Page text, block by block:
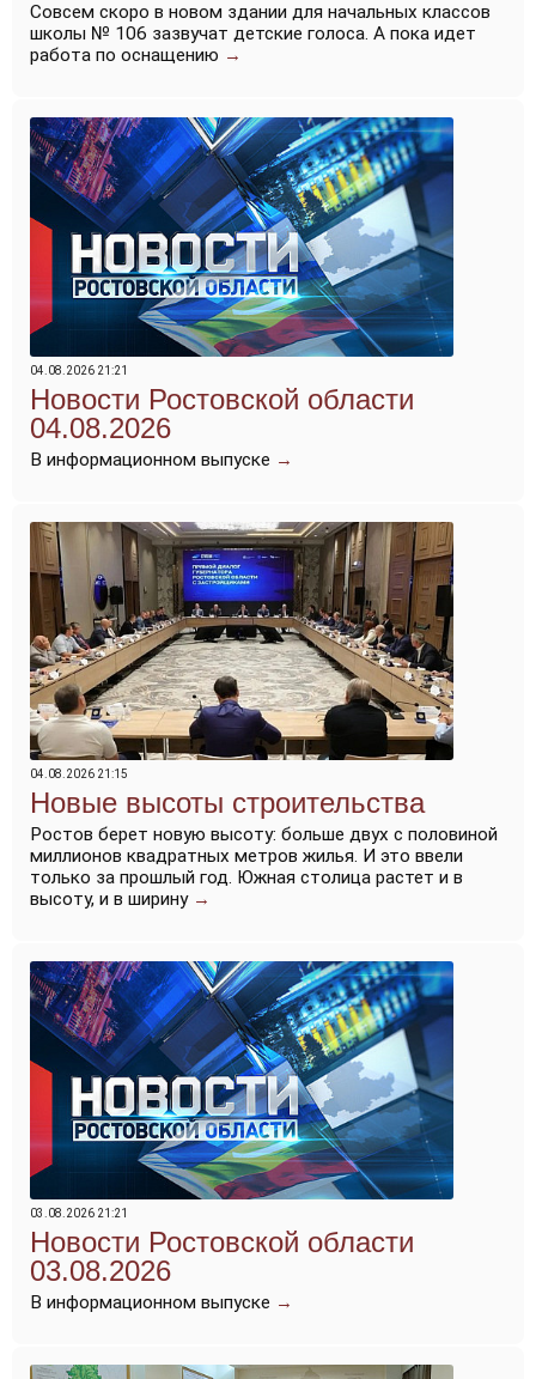
Совсем скоро в новом здании для начальных классов
школы № 106 зазвучат детские голоса. А пока идет
работа по оснащению →
04.08.2026 21:21
Новости Ростовской области
04.08.2026
В информационном выпуске →
04.08.2026 21:15
Новые высоты строительства
Ростов берет новую высоту: больше двух с половиной
миллионов квадратных метров жилья. И это ввели
только за прошлый год. Южная столица растет и в
высоту, и в ширину →
03.08.2026 21:21
Новости Ростовской области
03.08.2026
В информационном выпуске →